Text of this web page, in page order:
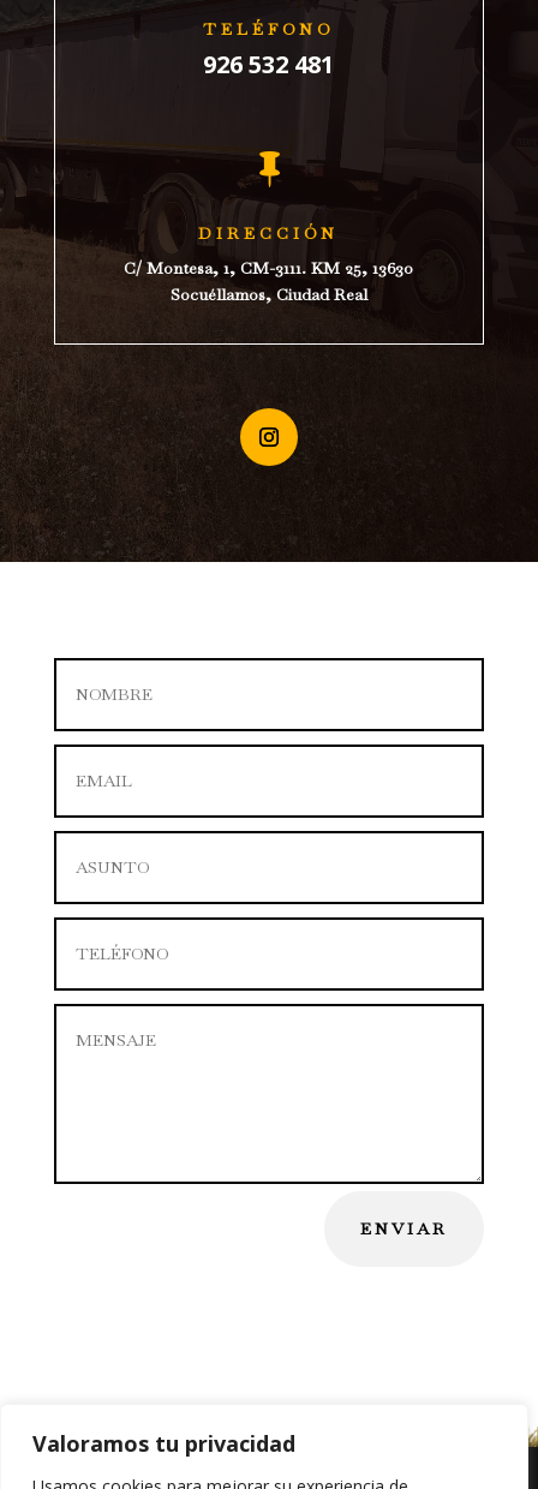
Valoramos tu privacidad
TELÉFONO
926 532 481

DIRECCIÓN
C/ Montesa, 1, CM-3111. KM 25, 13630
Socuéllamos, Ciudad Real
ENVIAR